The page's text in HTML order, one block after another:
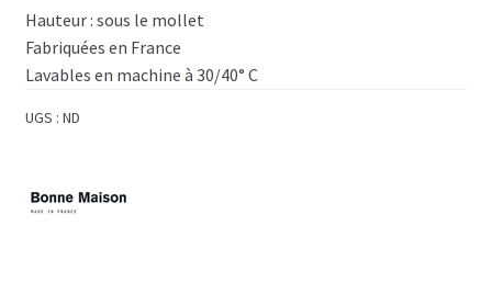
Hauteur : sous le mollet
Fabriquées en France
Lavables en machine à 30/40° C
UGS : ND